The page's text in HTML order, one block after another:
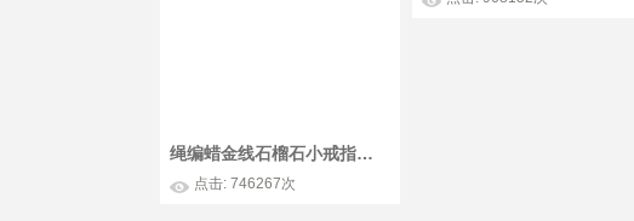
绳编蜡金线石榴石小戒指的编制图解
点击: 746267次